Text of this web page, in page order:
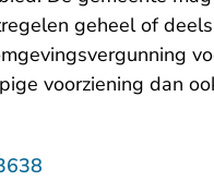
geheel of
voorziening dan